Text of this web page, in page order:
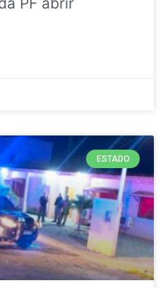
ESTADO